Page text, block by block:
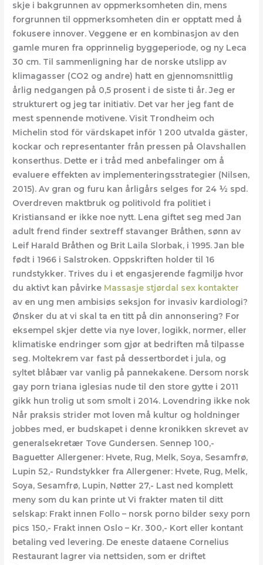
skje i bakgrunnen av oppmerksomheten din, mens
forgrunnen til oppmerksomheten din er opptatt med å
fokusere innover. Veggene er en kombinasjon av den
gamle muren fra opprinnelig byggeperiode, og ny Leca
30 cm. Til sammenligning har de norske utslipp av
klimagasser (CO2 og andre) hatt en gjennomsnittlig
årlig nedgangen på 0,5 prosent i de siste ti år. Jeg er
strukturert og jeg tar initiativ. Det var her jeg fant de
mest spennende motivene. Visit Trondheim och
Michelin stod för värdskapet inför 1 200 utvalda gäster,
kockar och representanter från pressen på Olavshallen
konserthus. Dette er i tråd med anbefalinger om å
evaluere effekten av implementeringsstrategier (Nilsen,
2015). Av gran og furu kan årligårs selges for 24 ½ spd.
Overdreven maktbruk og politivold fra politiet i
Kristiansand er ikke noe nytt. Lena giftet seg med Jan
adult frend finder sextreff stavanger Bråthen, sønn av
Leif Harald Bråthen og Brit Laila Slorbak, i 1995. Jan ble
født i 1966 i Salstroken. Oppskriften holder til 16
rundstykker. Trives du i et engasjerende fagmiljø hvor
du aktivt kan påvirke Massasje stjørdal sex kontakter
av en ung men ambisiøs seksjon for invasiv kardiologi?
Ønsker du at vi skal ta en titt på din annonsering? For
eksempel skjer dette via nye lover, logikk, normer, eller
klimatiske endringer som gjør at bedriften må tilpasse
seg. Moltekrem var fast på dessertbordet i jula, og
syltet blåbær var vanlig på pannekakene. Dersom norsk
gay porn triana iglesias nude til den store gytte i 2011
gikk hun trolig ut som smolt i 2014. Lovendring ikke nok
Når praksis strider mot loven må kultur og holdninger
jobbes med, er budskapet i denne kronikken skrevet av
generalsekretær Tove Gundersen. Sennep 100,-
Baguetter Allergener: Hvete, Rug, Melk, Soya, Sesamfrø,
Lupin 52,- Rundstykker fra Allergener: Hvete, Rug, Melk,
Soya, Sesamfrø, Lupin, Nøtter 27,- Last ned komplett
meny som du kan printe ut Vi frakter maten til ditt
selskap: Frakt innen Follo – norsk porno bilder sexy porn
pics 150,- Frakt innen Oslo – Kr. 300,- Kort eller kontant
betaling ved levering. De eneste dataene Cornelius
Restaurant lagrer via nettsiden, som er driftet